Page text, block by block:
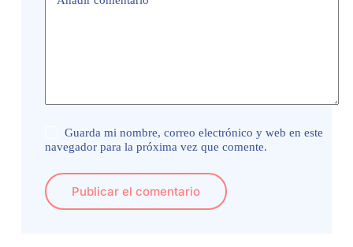
Guarda mi nombre, correo electrónico y web en este
navegador para la próxima vez que comente.
Publicar el comentario